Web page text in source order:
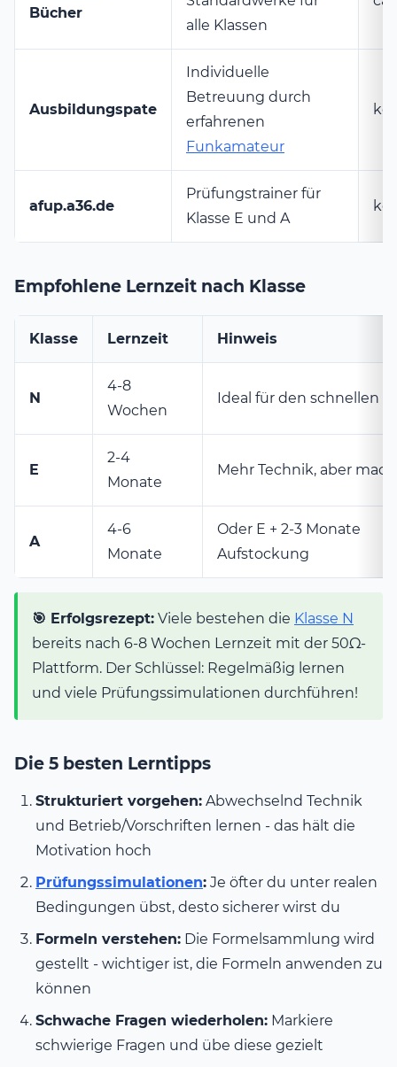
Bücher
alle Klassen
Ausbildungspate
Individuelle
Betreuung durch
erfahrenen
Funkamateur
afup.a36.de
Prüfungstrainer für
Klasse E und A
Empfohlene Lernzeit nach Klasse
Klasse Lernzeit Hinweis
N
4-8
Wochen
Ideal für den schnellen
E
2-4
Monate
Mehr Technik, aber
A
4-6
Monate
Oder E + 2-3 Monate
Aufstockung
🎯 Erfolgsrezept: Viele bestehen die Klasse N
bereits nach 6-8 Wochen Lernzeit mit der 50Ω-
Plattform. Der Schlüssel: Regelmäßig lernen
und viele Prüfungssimulationen durchführen!
Die 5 besten Lerntipps
Strukturiert vorgehen: Abwechselnd Technik
und Betrieb/Vorschriften lernen - das hält die
Motivation hoch
Prüfungssimulationen: Je öfter du unter realen
Bedingungen übst, desto sicherer wirst du
Formeln verstehen: Die Formelsammlung wird
gestellt - wichtiger ist, die Formeln anwenden zu
können
Schwache Fragen wiederholen: Markiere
schwierige Fragen und übe diese gezielt